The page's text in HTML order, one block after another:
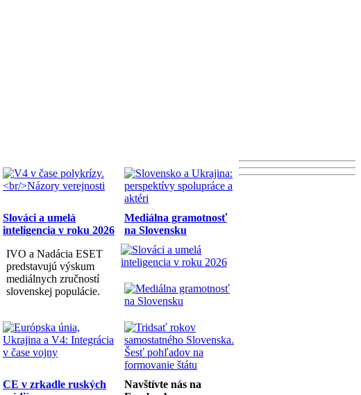
Slováci a umelá
inteligencia v roku 2026
Mediálna gramotnosť
na Slovensku
IVO a Nadácia ESET
predstavujú výskum
mediálnych zručností
slovenskej populácie.
CE v zrkadle ruských
Navštívte nás na